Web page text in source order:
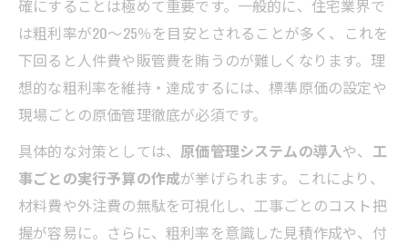
確にすることは極めて重要です。一般的に、住宅業界で
は粗利率が20～25％を目安とされることが多く、これを
下回ると人件費や販管費を賄うのが難しくなります。理
想的な粗利率を維持・達成するには、標準原価の設定や
現場ごとの原価管理徹底が必須です。
具体的な対策としては、 原価管理システムの導入や、 工
事ごとの実行予算の作成が挙げられます。これにより、
材料費や外注費の無駄を可視化し、工事ごとのコスト把
握が容易に。さらに、粗利率を意識した見積作成や、付